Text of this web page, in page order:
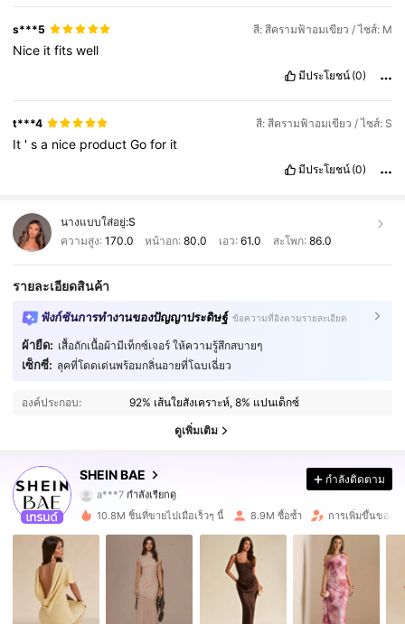
s***5 สี: สีครามฟ้าอมเขียว / ไซส์: M
Nice itfitswell
มีประโยชน์ (0)
t***4 สี: สีครามฟ้าอมเขียว / ไซส์: S
It 'sa nice productGofor it
มีประโยชน์ (0)
นางแบบใส่อยู่:S
ความสูง: 170.0 หน้าอก:80.0 เอว: 61.0 สะโพก: 86.0
รายละเอียดสินค้า
ฟังก์ชันการทำงานของปัญญาประดิษฐ์ ข้อความที่อิงตามรายละเอียด
ผ้ายืด: เสื้อถักเนื้อผ้ามีเท็กซ์เจอร์ ให้ความรู้สึกสบายๆ
เซ็กซี่: ลุคที่โดดเด่นพร้อมกลิ่นอายที่โฉบเฉี่ยว
องค์ประกอบ: 92% เส้นใยสังเคราะห์, 8% แปนเด็กซ์
ดูเพิ่มเติม
SHEIN BAE
4.91 2.7M ผู้ติดตาม
2.7M ผู้ติดตาม
4.91 2.7M ผู้ติดตาม
4.91 2.7M ผู้ติดตาม
2.7M ผู้ติดตาม
2.7M ผู้ติดตาม
กำลังติดตาม
10.8M ชิ้นที่ขายไปเมื่อเร็วๆ นี้ 8.9M ซื้อซ้ำ การเพิ่มขึ้นของผู้